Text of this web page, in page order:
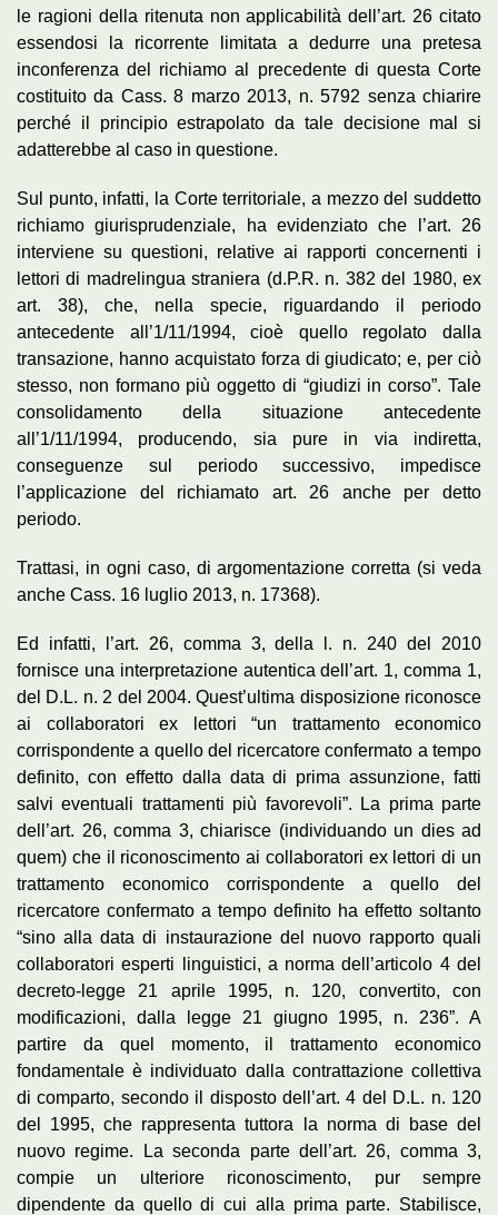
le ragioni della ritenuta non applicabilità dell’art. 26 citato
essendosi la ricorrente limitata a dedurre una pretesa
inconferenza del richiamo al precedente di questa Corte
costituito da Cass. 8 marzo 2013, n. 5792 senza chiarire
perché il principio estrapolato da tale decisione mal si
adatterebbe al caso in questione.
Sul punto, infatti, la Corte territoriale, a mezzo del suddetto
richiamo giurisprudenziale, ha evidenziato che l’art. 26
interviene su questioni, relative ai rapporti concernenti i
lettori di madrelingua straniera (d.P.R. n. 382 del 1980, ex
art. 38), che, nella specie, riguardando il periodo
antecedente all’1/11/1994, cioè quello regolato dalla
transazione, hanno acquistato forza di giudicato; e, per ciò
stesso, non formano più oggetto di “giudizi in corso”. Tale
consolidamento della situazione antecedente
all’1/11/1994, producendo, sia pure in via indiretta,
conseguenze sul periodo successivo, impedisce
l’applicazione del richiamato art. 26 anche per detto
periodo.
Trattasi, in ogni caso, di argomentazione corretta (si veda
anche Cass. 16 luglio 2013, n. 17368).
Ed infatti, l’art. 26, comma 3, della l. n. 240 del 2010
fornisce una interpretazione autentica dell’art. 1, comma 1,
del D.L. n. 2 del 2004. Quest’ultima disposizione riconosce
ai collaboratori ex lettori “un trattamento economico
corrispondente a quello del ricercatore confermato a tempo
definito, con effetto dalla data di prima assunzione, fatti
salvi eventuali trattamenti più favorevoli”. La prima parte
dell’art. 26, comma 3, chiarisce (individuando un dies ad
quem) che il riconoscimento ai collaboratori ex lettori di un
trattamento economico corrispondente a quello del
ricercatore confermato a tempo definito ha effetto soltanto
“sino alla data di instaurazione del nuovo rapporto quali
collaboratori esperti linguistici, a norma dell’articolo 4 del
decreto-legge 21 aprile 1995, n. 120, convertito, con
modificazioni, dalla legge 21 giugno 1995, n. 236”. A
partire da quel momento, il trattamento economico
fondamentale è individuato dalla contrattazione collettiva
di comparto, secondo il disposto dell’art. 4 del D.L. n. 120
del 1995, che rappresenta tuttora la norma di base del
nuovo regime. La seconda parte dell’art. 26, comma 3,
compie un ulteriore riconoscimento, pur sempre
dipendente da quello di cui alla prima parte. Stabilisce,